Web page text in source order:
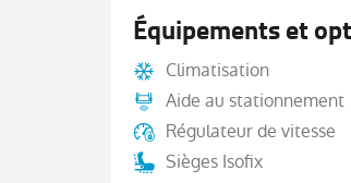
Équipements et
Climatisation
Aide au stationnement
Régulateur de vitesse
Sièges Isofix